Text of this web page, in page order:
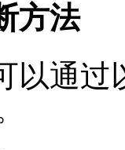
方法
以通过